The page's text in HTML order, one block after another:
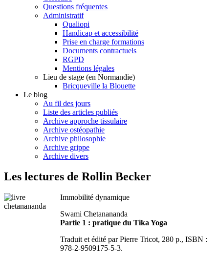
Questions fréquentes
Administratif
Qualiopi
Handicap et accessibilité
Prise en charge formations
Documents contractuels
RGPD
Mentions légales
Lieu de stage (en Normandie)
Bricqueville la Blouette
Le blog
Au fil des jours
Liste des articles publiés
Archive approche tissulaire
Archive ostéopathie
Archive philosophie
Archive grippe
Archive divers
Les lectures de Rollin Becker
Immobilité dynamique
Swami Chetanananda
Partie 1 : pratique du Tika Yoga
Traduit et édité par Pierre Tricot, 280 p., ISBN :
978-2-9509175-5-3.